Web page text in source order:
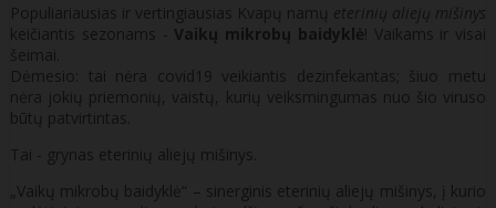
Populiariausias ir vertingiausias Kvapų namų eterinių aliejų mišinys
keičiantis sezonams - Vaikų mikrobų baidyklė! Vaikams ir visai
šeimai.
Dėmesio: tai nėra covid19 veikiantis dezinfekantas; šiuo metu
nėra jokių priemonių, vaistų, kurių veiksmingumas nuo šio viruso
būtų patvirtintas.
Tai - grynas eterinių aliejų mišinys.
„Vaikų mikrobų baidyklė“ – sinerginis eterinių aliejų mišinys, į kurio